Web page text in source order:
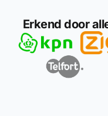
Erkend door